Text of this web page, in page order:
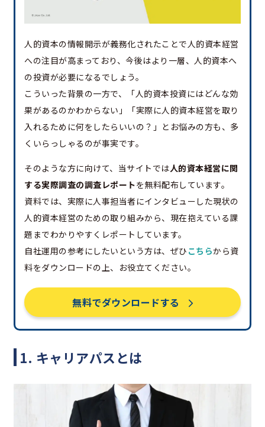
人的資本の情報開示が義務化されたことで人的資本経営
への注目が高まっており、今後はより一層、人的資本へ
の投資が必要になるでしょう。
こういった背景の一方で、「人的資本投資にはどんな効
果があるのかわからない」「実際に人的資本経営を取り
入れるために何をしたらいいの？」とお悩みの方も、多
くいらっしゃるのが事実です。
そのような方に向けて、当サイトでは人的資本経営に関
する実際調査の調査レポートを無料配布しています。
資料では、実際に人事担当者にインタビューした現状の
人的資本経営のための取り組みから、現在抱えている課
題までわかりやすくレポートしています。
自社運用の参考にしたいという方は、ぜひ こちらから資
料をダウンロードの上、お役立てください。
無料でダウンロードする
1. キャリアパスとは